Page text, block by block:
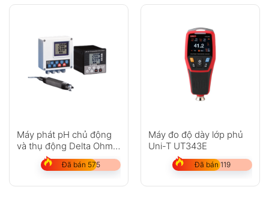
Máy phát pH chủ động
và thụ động Delta Ohm
DO9765T
Đã bán 575
Máy đo độ dày lớp phủ
Uni-T UT343E
Đã bán 119